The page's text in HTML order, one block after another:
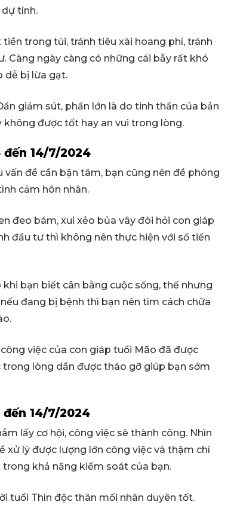
tính.
trong túi, tránh tiêu xài hoang phí, tránh
Càng ngày càng có những cái bẫy rất khó
dễ bị lừa gạt.
giảm sút, phần lớn là do tinh thần của bản
được tốt hay an vui trong lòng.
14/7/2024
vấn đề cần bận tâm, bạn cũng nên đề phòng
cảm hôn nhân.
đeo bám, xui xẻo bủa vây đòi hỏi con giáp
đầu tư thì không nên thực hiện với số tiền
bạn biết cân bằng cuộc sống, thế nhưng
đang bị bệnh thì bạn nên tìm cách chữa
việc của con giáp tuổi Mão đã được
lòng dần được tháo gỡ giúp bạn sớm
14/7/2024
lấy cơ hội, công việc sẽ thành công. Nhìn
xử lý được lượng lớn công việc và thậm chí
khả năng kiểm soát của bạn.
tuổi Thìn độc thân mối nhân duyên tốt.